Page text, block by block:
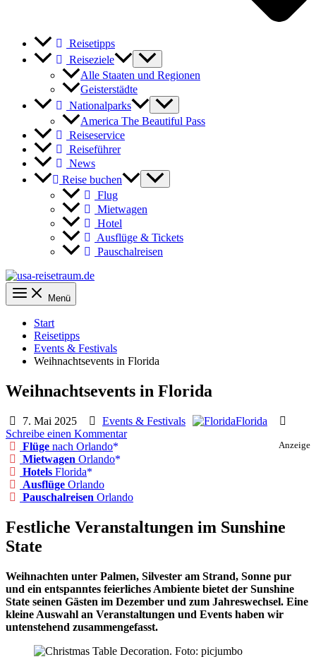
Reisetipps
Reiseziele
Alle Staaten und Regionen
Geisterstädte
Nationalparks
America The Beautiful Pass
Reiseservice
Reiseführer
News
Reise buchen
Flug
Mietwagen
Hotel
Ausflüge & Tickets
Pauschalreisen
Menü
Start
Reisetipps
Events & Festivals
Weihnachtsevents in Florida
Weihnachtsevents in Florida
7. Mai 2025 Events & Festivals
Florida
Schreibe einen Kommentar
Anzeige
Flüge nach Orlando
Mietwagen Orlando
Hotels Florida
Ausflüge Orlando
Pauschalreisen Orlando
Festliche Veranstaltungen im Sunshine
State
Weihnachten unter Palmen, Silvester am Strand, Sonne pur
und ein entspanntes feierliches Ambiente bietet der Sunshine
State seinen Gästen im Dezember und zum Jahreswechsel. Eine
kleine Auswahl an Veranstaltungen und Events haben wir
untenstehend zusammengefasst.